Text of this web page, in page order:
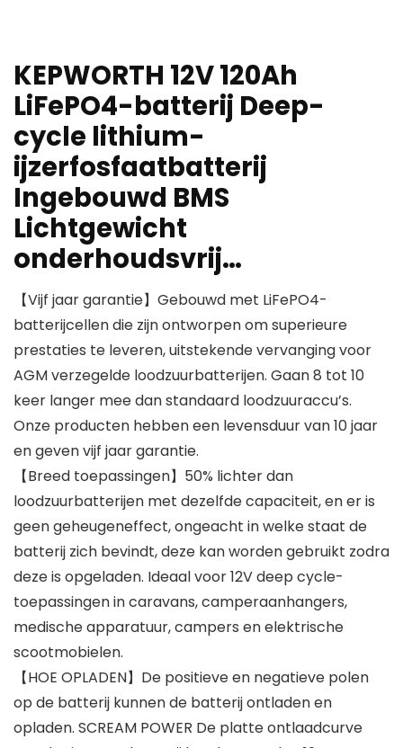
KEPWORTH 12V 120Ah
LiFePO4-batterij Deep-
cycle lithium-
ijzerfosfaatbatterij
Ingebouwd BMS
Lichtgewicht
onderhoudsvrij…
【Vijf jaar garantie】Gebouwd met LiFePO4-
batterijcellen die zijn ontworpen om superieure
prestaties te leveren, uitstekende vervanging voor
AGM verzegelde loodzuurbatterijen. Gaan 8 tot 10
keer langer mee dan standaard loodzuuraccu’s.
Onze producten hebben een levensduur van 10 jaar
en geven vijf jaar garantie.
【Breed toepassingen】50% lichter dan
loodzuurbatterijen met dezelfde capaciteit, en er is
geen geheugeneffect, ongeacht in welke staat de
batterij zich bevindt, deze kan worden gebruikt zodra
deze is opgeladen. Ideaal voor 12V deep cycle-
toepassingen in caravans, camperaanhangers,
medische apparatuur, campers en elektrische
scootmobielen.
【HOE OPLADEN】De positieve en negatieve polen
op de batterij kunnen de batterij ontladen en
opladen. SCREAM POWER De platte ontlaadcurve